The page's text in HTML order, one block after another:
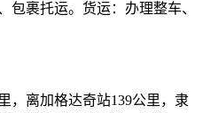
包裹托运。货运：办理整车、
，离加格达奇站139公里，隶